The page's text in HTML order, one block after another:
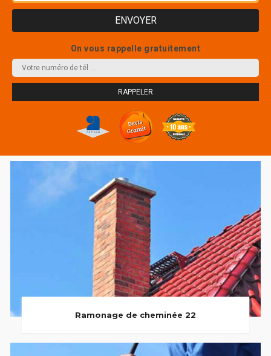
On vous rappelle gratuitement
Ramonage de cheminée 22